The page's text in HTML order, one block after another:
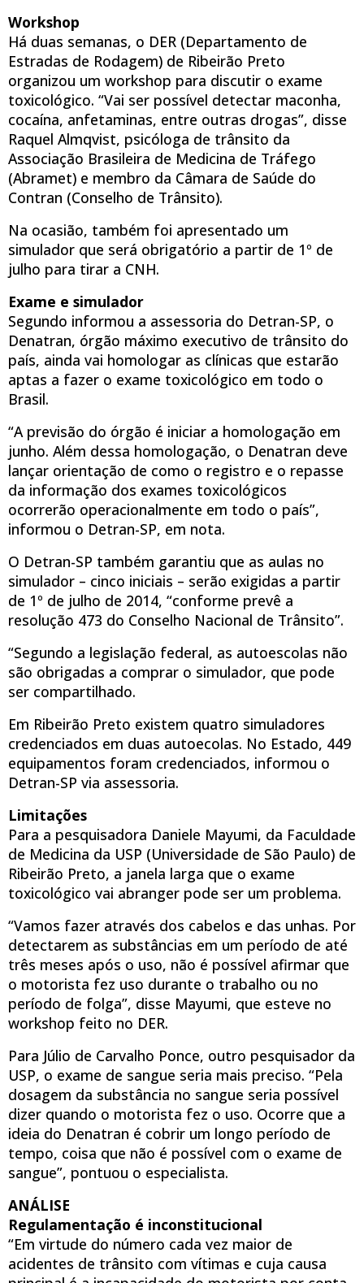
Workshop
Há duas semanas, o DER (Departamento de
Estradas de Rodagem) de Ribeirão Preto
organizou um workshop para discutir o exame
toxicológico. “Vai ser possível detectar maconha,
cocaína, anfetaminas, entre outras drogas”, disse
Raquel Almqvist, psicóloga de trânsito da
Associação Brasileira de Medicina de Tráfego
(Abramet) e membro da Câmara de Saúde do
Contran (Conselho de Trânsito).
Na ocasião, também foi apresentado um
simulador que será obrigatório a partir de 1º de
julho para tirar a CNH.
Exame e simulador
Segundo informou a assessoria do Detran-SP, o
Denatran, órgão máximo executivo de trânsito do
país, ainda vai homologar as clínicas que estarão
aptas a fazer o exame toxicológico em todo o
Brasil.
“A previsão do órgão é iniciar a homologação em
junho. Além dessa homologação, o Denatran deve
lançar orientação de como o registro e o repasse
da informação dos exames toxicológicos
ocorrerão operacionalmente em todo o país”,
informou o Detran-SP, em nota.
O Detran-SP também garantiu que as aulas no
simulador – cinco iniciais – serão exigidas a partir
de 1º de julho de 2014, “conforme prevê a
resolução 473 do Conselho Nacional de Trânsito”.
“Segundo a legislação federal, as autoescolas não
são obrigadas a comprar o simulador, que pode
ser compartilhado.
Em Ribeirão Preto existem quatro simuladores
credenciados em duas autoecolas. No Estado, 449
equipamentos foram credenciados, informou o
Detran-SP via assessoria.
Limitações
Para a pesquisadora Daniele Mayumi, da Faculdade
de Medicina da USP (Universidade de São Paulo) de
Ribeirão Preto, a janela larga que o exame
toxicológico vai abranger pode ser um problema.
“Vamos fazer através dos cabelos e das unhas. Por
detectarem as substâncias em um período de até
três meses após o uso, não é possível afirmar que
o motorista fez uso durante o trabalho ou no
período de folga”, disse Mayumi, que esteve no
workshop feito no DER.
Para Júlio de Carvalho Ponce, outro pesquisador da
USP, o exame de sangue seria mais preciso. “Pela
dosagem da substância no sangue seria possível
dizer quando o motorista fez o uso. Ocorre que a
ideia do Denatran é cobrir um longo período de
tempo, coisa que não é possível com o exame de
sangue”, pontuou o especialista.
ANÁLISE
Regulamentação é inconstitucional
“Em virtude do número cada vez maior de
acidentes de trânsito com vítimas e cuja causa